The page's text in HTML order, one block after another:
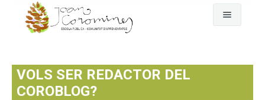
Cerca
El dia a dia
Fem pinya
VOLS SER REDACTOR DEL
COROBLOG?